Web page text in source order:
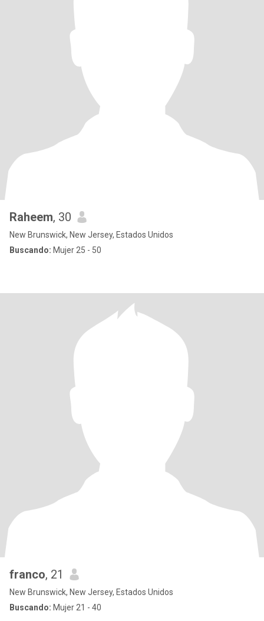
Raheem, 30
New Brunswick, New Jersey, Estados Unidos
Buscando: Mujer 25 - 50
franco, 21
New Brunswick, New Jersey, Estados Unidos
Buscando: Mujer 21 - 40